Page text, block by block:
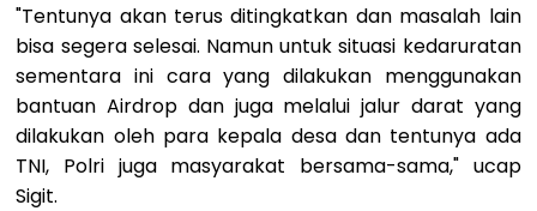
"Tentunya akan terus ditingkatkan dan masalah lain
bisa segera selesai. Namun untuk situasi kedaruratan
sementara ini cara yang dilakukan menggunakan
bantuan Airdrop dan juga melalui jalur darat yang
dilakukan oleh para kepala desa dan tentunya ada
TNI, Polri juga masyarakat bersama-sama," ucap
Sigit.